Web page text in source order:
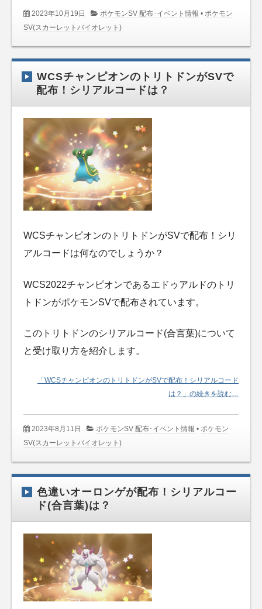
2023年10月19日 ポケモンSV 配布･イベント情報 • ポケモン
SV(スカーレットバイオレット)
WCSチャンピオンのトリトドンがSVで
配布！シリアルコードは？
WCSチャンピオンのトリトドンがSVで配布！シリ
アルコードは何なのでしょうか？
WCS2022チャンピオンであるエドゥアルドのトリ
トドンがポケモンSVで配布されています。
このトリトドンのシリアルコード(合言葉)について
と受け取り方を紹介します。
「WCSチャンピオンのトリトドンがSVで配布！シリアルコード
は？」の続きを読む…
2023年8月11日 ポケモンSV 配布･イベント情報 •ポケモン
SV(スカーレットバイオレット)
色違いオーロンゲが配布！シリアルコー
ド(合言葉)は？